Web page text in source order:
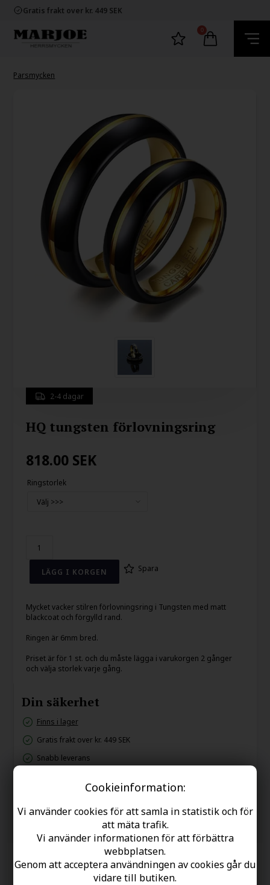
Cookieinformation:
Vi använder cookies för att samla in statistik och för
att mäta trafik.
Vi använder informationen för att förbättra
webbplatsen.
Genom att acceptera användningen av cookies går du
vidare till butiken.
Gratis frakt over kr. 449 SEK
100% nikkelfria smycken
Snabb leverans
100% nikkelfria smycken
0
Parsmycken
2-4 dagar
HQ tungsten förlovningsring
818.00 SEK
Ringstorlek
Spara
Mycket vacker stilren förlovningsring i Tungsten med matt
blackcoat och förgylld rand.
Ringen är 6mm bred.
Priset är för 1 st. och du måste lägga i varukorgen 2 gånger
och välja storlek varje gång.
Din säkerhet
Finns i lager
Gratis frakt over kr. 449 SEK
Snabb leverans
Andra köpte också